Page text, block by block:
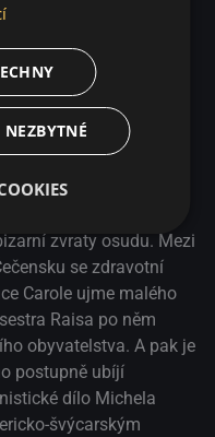
zvraty osudu. Mezi
se zdravotní
Carole ujme malého
Raisa po něm
obyvatelstva. A pak je
postupně ubíjí
dílo Michela
švýcarským